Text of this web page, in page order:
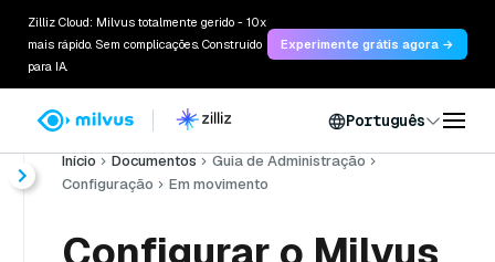
Zilliz Cloud: Milvus totalmente gerido - 10x
mais rápido. Sem complicações. Construído
para IA.
Experimente grátis agora →
Português
Início Documentos
Guia de Administração
Configuração
Em movimento